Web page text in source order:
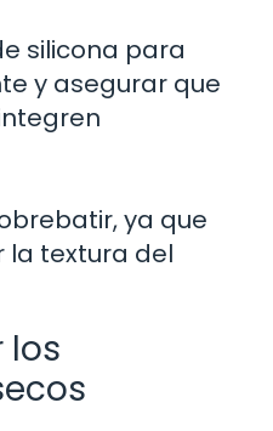
silicona para
y asegurar que
ya que
la textura del
los